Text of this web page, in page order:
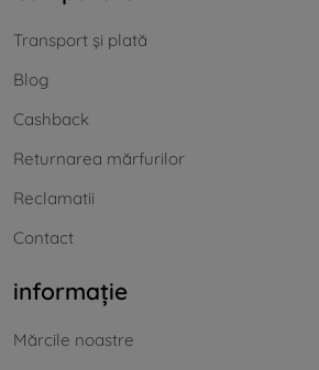
Transport și plată
Blog
Cashback
Returnarea mărfurilor
Reclamatii
Contact
informație
Mărcile noastre